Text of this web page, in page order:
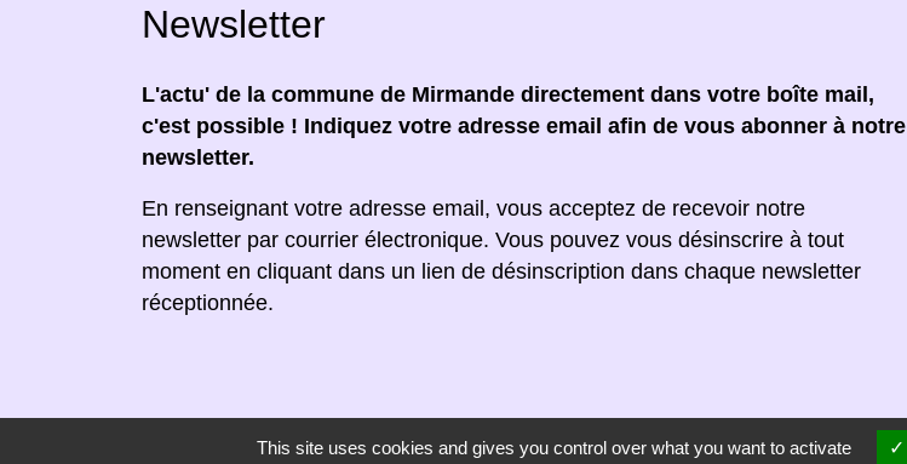
Newsletter
L'actu' de la commune de Mirmande directement dans votre boîte mail,
c'est possible ! Indiquez votre adresse email afin de vous abonner à notre
newsletter.
En renseignant votre adresse email, vous acceptez de recevoir notre
newsletter par courrier électronique. Vous pouvez vous désinscrire à tout
moment en cliquant dans un lien de désinscription dans chaque newsletter
réceptionnée.
This site uses cookies and gives you control over what you want to activate